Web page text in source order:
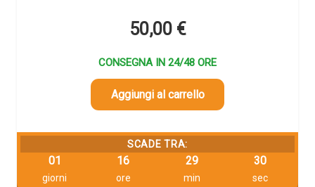
50,00 €
CONSEGNA IN 24/48 ORE
Aggiungi al carrello
SCADE TRA:
01
giorni
16
ore
29
min
29
sec